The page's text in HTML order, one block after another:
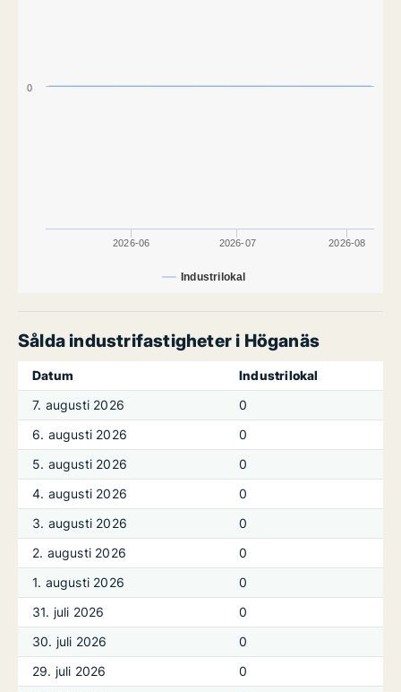
Industrilokal
2026-06 2026-07 2026-08
0
Sålda industrifastigheter i Höganäs
Datum
Industrilokal
7. augusti 2026
0
6. augusti 2026
0
5. augusti 2026
0
4. augusti 2026
0
3. augusti 2026
0
2. augusti 2026
0
1. augusti 2026
0
31. juli 2026
0
30. juli 2026
0
29. juli 2026
0